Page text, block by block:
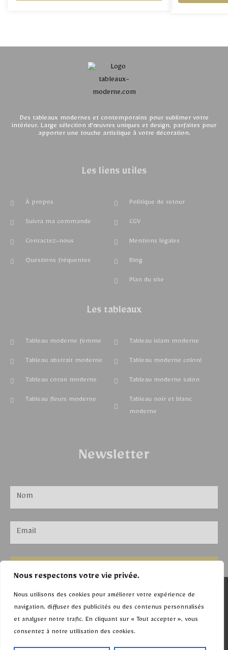
Nous respectons votre vie privée.
Nous utilisons des cookies pour améliorer votre expérience de
navigation, diffuser des publicités ou des contenus personnalisés
et analyser notre trafic. En cliquant sur « Tout accepter », vous
consentez à notre utilisation des cookies.
Des tableaux modernes et contemporains pour sublimer votre
intérieur. Large sélection d'œuvres uniques et design, parfaites pour
apporter une touche artistique à votre décoration.
Les liens utiles
À propos
Suivra ma commande
Contactez-nous
Questions fréquentes
Politique de retour
CGV
Mentions légales
Blog
Plan du site
Les tableaux
Tableau moderne femme
Tableau abstrait moderne
Tableau coran moderne
Tableau fleurs moderne
Tableau islam moderne
Tableau moderne coloré
Tableau moderne salon
Tableau noir et blanc
moderne
Newsletter
©Tableaux moderne